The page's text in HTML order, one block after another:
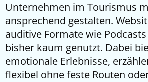
Unternehmen im Tourismus
ansprechend gestalten.
auditive Formate wie
bisher kaum genutzt. Dabei
emotionale Erlebnisse,
flexibel ohne feste Routen